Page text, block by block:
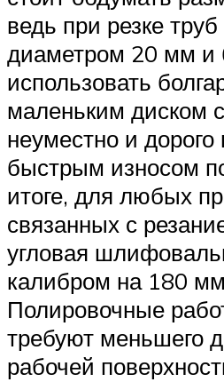
ведь при резке
диаметром 20 мм и
использовать
маленьким диском
неуместно и дорого
быстрым износом
итоге, для любых
связанных с
угловая
калибром на 180
Полировочные
требуют меньшего
рабочей